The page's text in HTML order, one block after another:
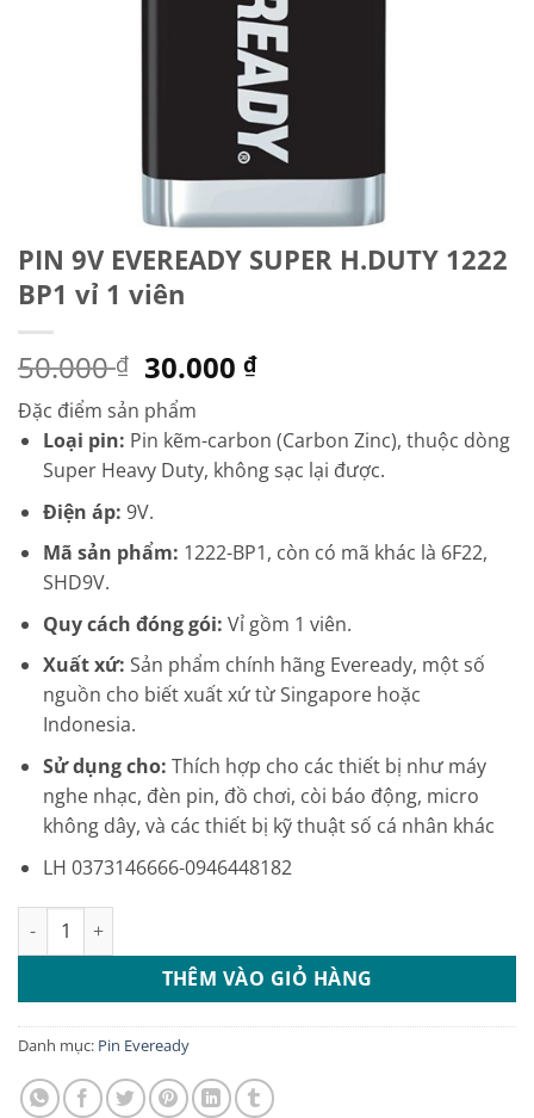
PIN 9V EVEREADY SUPER H.DUTY 1222
BP1 vỉ 1 viên
50.000₫ Giá
gốc
là:
50.000 ₫.
30.000₫Giá
tại
là:
30.000 ₫.
Đặc điểm sản phẩm
Loại pin: Pin kẽm-carbon (Carbon Zinc), thuộc dòng
Super Heavy Duty, không sạc lại được.
Điện áp: 9V.
Mã sản phẩm: 1222-BP1, còn có mã khác là 6F22,
SHD9V.
Quy cách đóng gói: Vỉ gồm 1 viên.
Xuất xứ: Sản phẩm chính hãng Eveready, một số
nguồn cho biết xuất xứ từ Singapore hoặc
Indonesia.
Sử dụng cho: Thích hợp cho các thiết bị như máy
nghe nhạc, đèn pin, đồ chơi, còi báo động, micro
không dây, và các thiết bị kỹ thuật số cá nhân khác
LH 0373146666-0946448182
PIN 9V EVEREADY SUPER H.DUTY 1222 BP1 vỉ 1 viên số lượng
THÊM VÀO GIỎ HÀNG
Danh mục: Pin Eveready